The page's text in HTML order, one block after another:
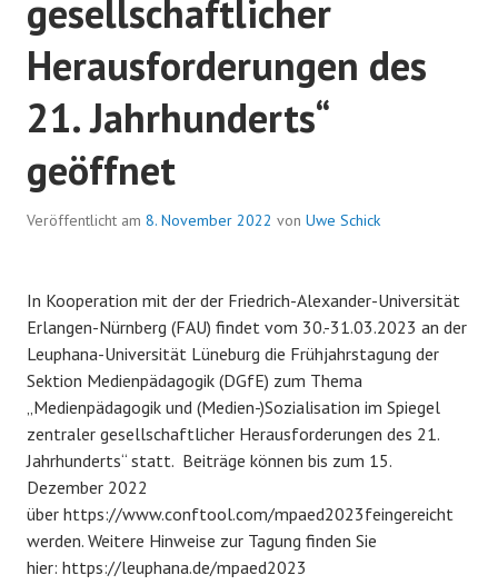
gesellschaftlicher
Herausforderungen des
21. Jahrhunderts“
geöffnet
Veröffentlicht am 8. November 2022 von Uwe Schick
In Kooperation mit der der Friedrich-Alexander-Universität
Erlangen-Nürnberg (FAU) findet vom 30.-31.03.2023 an der
Leuphana-Universität Lüneburg die Frühjahrstagung der
Sektion Medienpädagogik (DGfE) zum Thema
„Medienpädagogik und (Medien-)Sozialisation im Spiegel
zentraler gesellschaftlicher Herausforderungen des 21.
Jahrhunderts“ statt. Beiträge können bis zum 15.
Dezember 2022
über https://www.conftool.com/mpaed2023feingereicht
werden. Weitere Hinweise zur Tagung finden Sie
hier: https://leuphana.de/mpaed2023